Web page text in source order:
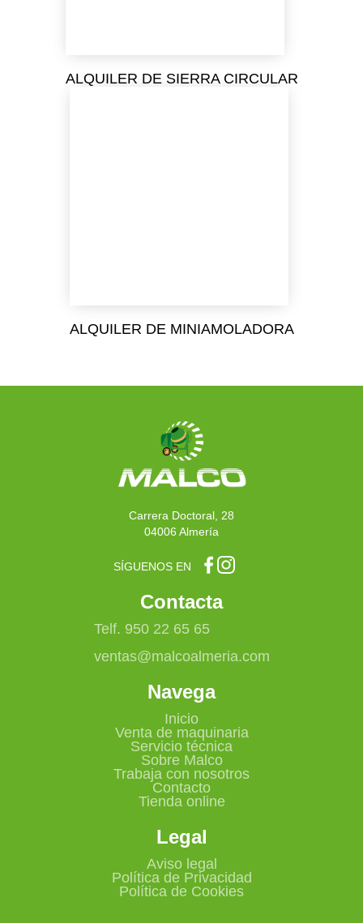
ALQUILER DE SIERRA CIRCULAR
ALQUILER DE MINIAMOLADORA
Carrera Doctoral, 28
04006 Almería
SÍGUENOS EN
Contacta
Telf. 950 22 65 65
ventas@malcoalmeria.com
Navega
Inicio
Venta de maquinaria
Servicio técnica
Sobre Malco
Trabaja con nosotros
Contacto
Tienda online
Legal
Aviso legal
Política de Privacidad
Política de Cookies